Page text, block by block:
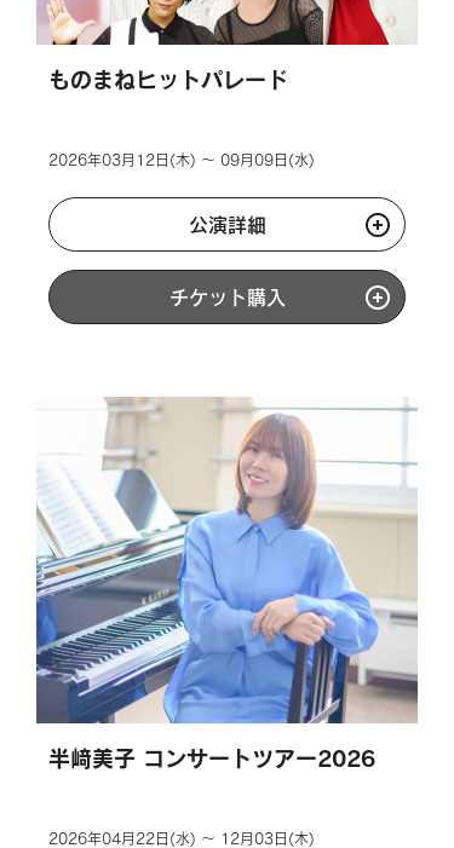
ものまねヒットパレード
2026年03月12日(木) ～ 09月09日(水)
公演詳細
チケット購入
半﨑美子 コンサートツアー2026
2026年04月22日(水) ～ 12月03日(木)